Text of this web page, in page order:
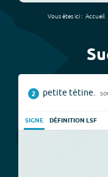
Vous êtes ici : Accueil
2 petite tétine.
SIGNE DÉFINITION LSF